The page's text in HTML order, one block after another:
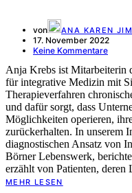
von ANA KAREN
17. November 2022
Keine Kommentare
Anja Krebs ist Mitarbeiterin
für integrative Medizin mit
Therapieverfahren
und dafür sorgt, dass
Möglichkeiten operieren,
zurückerhalten. In unserem
diagnostischen Ansatz von
Börner Lebenswerk,
erzählt von Patienten, deren
MEHR LESEN